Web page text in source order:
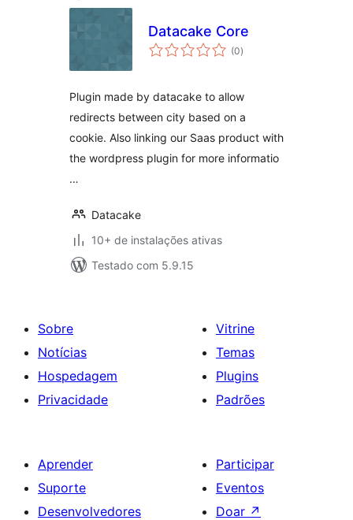
Datacake Core
(0total
de
)
Plugin made by datacake to allow
redirects between city based on a
cookie. Also linking our Saas product with
the wordpress plugin for more informatio
…
Datacake
10+ de instalações ativas
Testado com 5.9.15
Sobre
Notícias
Hospedagem
Privacidade
Vitrine
Temas
Plugins
Padrões
Aprender
Suporte
Desenvolvedores
Participar
Eventos
Doar ↗